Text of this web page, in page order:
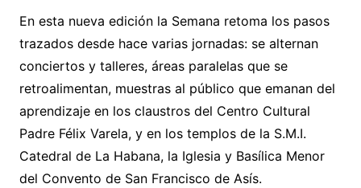
En esta nueva edición la Semana retoma los pasos
trazados desde hace varias jornadas: se alternan
conciertos y talleres, áreas paralelas que se
retroalimentan, muestras al público que emanan del
aprendizaje en los claustros del Centro Cultural
Padre Félix Varela, y en los templos de la S.M.I.
Catedral de La Habana, la Iglesia y Basílica Menor
del Convento de San Francisco de Asís.